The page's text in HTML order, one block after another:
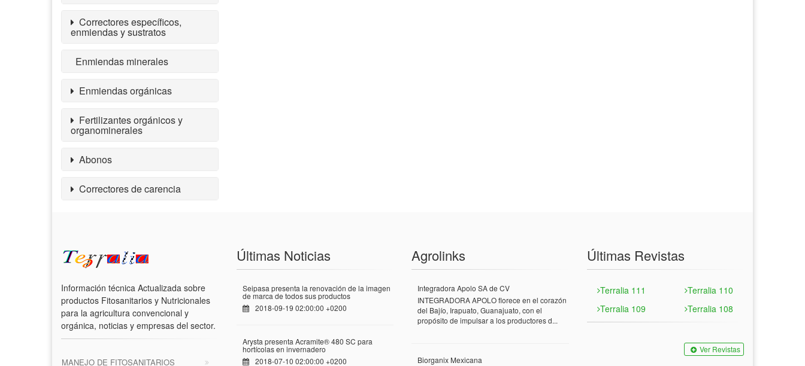
Correctores específicos,
enmiendas y sustratos
Enmiendas minerales
Enmiendas orgánicas
Fertilizantes orgánicos y
organominerales
Abonos
Correctores de carencia
Información técnica Actualizada sobre
productos Fitosanitarios y Nutricionales
para la agricultura convencional y
orgánica, noticias y empresas del sector.
MANEJO DE FITOSANITARIOS
Últimas Noticias
Seipasa presenta la renovación de la imagen
de marca de todos sus productos
2018-09-19 02:00:00 +0200
Arysta presenta Acramite® 480 SC para
hortícolas en invernadero
2018-07-10 02:00:00 +0200
Agrolinks
Integradora Apolo SA de CV
INTEGRADORA APOLO florece en el corazón
del Bajío, Irapuato, Guanajuato, con el
propósito de impulsar a los productores d...
Biorganix Mexicana
Últimas Revistas
Terralia 111
Terralia 110
Terralia 109
Terralia 108
Ver Revistas